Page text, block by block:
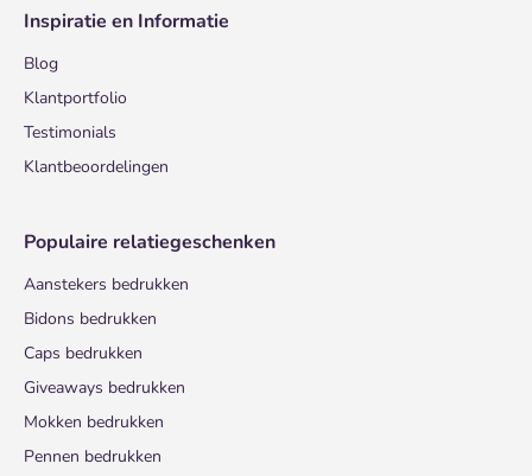
Inspiratie en Informatie
Blog
Klantportfolio
Testimonials
Klantbeoordelingen
Populaire relatiegeschenken
Aanstekers bedrukken
Bidons bedrukken
Caps bedrukken
Giveaways bedrukken
Mokken bedrukken
Pennen bedrukken